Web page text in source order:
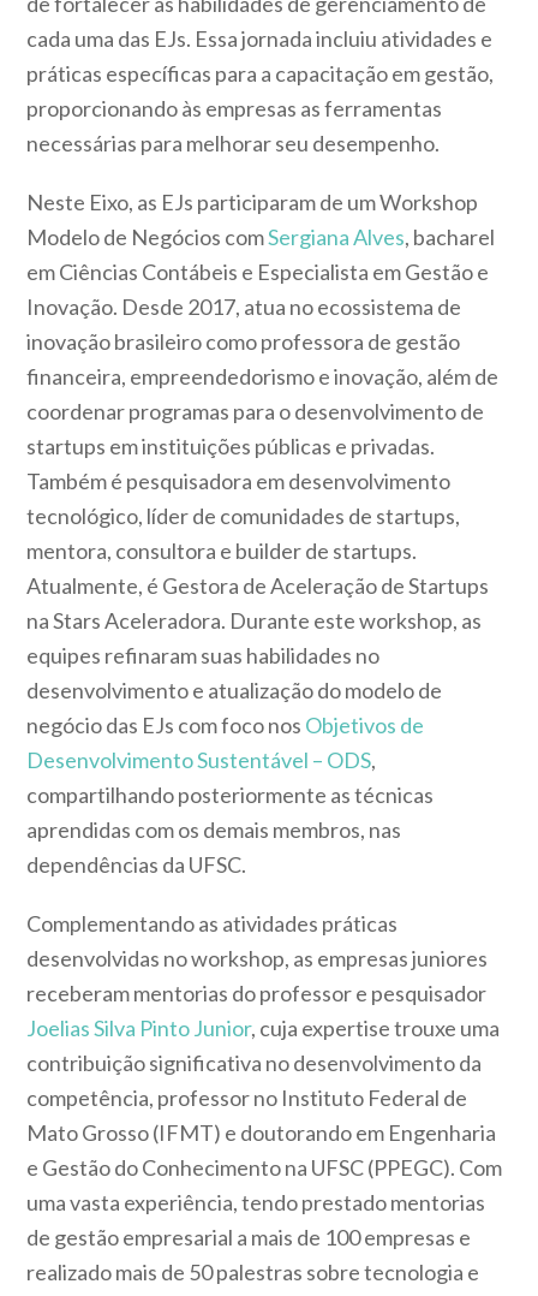
cada uma das EJs. Essa jornada incluiu atividades e
práticas específicas para a capacitação em gestão,
proporcionando às empresas as ferramentas
necessárias para melhorar seu desempenho.
Neste Eixo, as EJs participaram de um Workshop
Modelo de Negócios comSergiana Alves, bacharel
em Ciências Contábeis e Especialista em Gestão e
Inovação. Desde 2017, atua no ecossistema de
inovação brasileiro como professora de gestão
financeira, empreendedorismo e inovação, além de
coordenar programas para o desenvolvimento de
startups em instituições públicas e privadas.
Também é pesquisadora em desenvolvimento
tecnológico, líder de comunidades de startups,
mentora, consultora e builder de startups.
Atualmente, é Gestora de Aceleração de Startups
na Stars Aceleradora. Durante este workshop, as
equipes refinaram suas habilidades no
desenvolvimento e atualização do modelo de
negócio das EJs com foco nos Objetivos de
Desenvolvimento Sustentável – ODS,
compartilhando posteriormente as técnicas
aprendidas com os demais membros, nas
dependências da UFSC.
Complementando as atividades práticas
desenvolvidas no workshop, as empresas juniores
receberam mentorias do professor e pesquisador
Joelias Silva Pinto Junior, cuja expertise trouxe uma
contribuição significativa no desenvolvimento da
competência, professor no Instituto Federal de
Mato Grosso (IFMT) e doutorando em Engenharia
e Gestão do Conhecimento na UFSC (PPEGC). Com
uma vasta experiência, tendo prestado mentorias
de gestão empresarial a mais de 100 empresas e
realizado mais de 50 palestras sobre tecnologia e